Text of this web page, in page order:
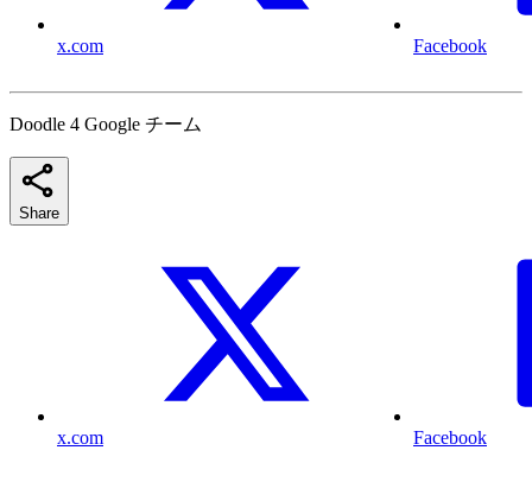
x.com Facebook
Doodle 4 Google チーム
Share
x.com Facebook